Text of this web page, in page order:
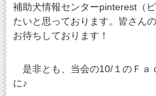
補助犬情報センターpinterest（
たいと思っております。皆さん
お待ちしております！
是非とも、当会の10/１のＦａ
に♪